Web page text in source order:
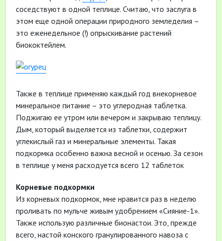
соседствуют в одной теплице. Считаю, что заслуга в
этом еще одной операции природного земледелия –
это еженедельное (!) опрыскивание растений
биококтейлем.
Также в теплице применяю каждый год внекорневое
минеральное питание – это углеродная таблетка.
Поджигаю ее утром или вечером и закрываю теплицу.
Дым, который выделяется из таблетки, содержит
углекислый газ и минеральные элементы. Такая
подкормка особенно важна весной и осенью. За сезон
в теплице у меня расходуется всего 12 таблеток
Корневые подкормки
Из корневых подкормок, мне нравится раз в неделю
проливать по мульче живым удобрением «Сияние-1».
Также использую различные бионастои. Это, прежде
всего, настой конского гранулированного навоза с